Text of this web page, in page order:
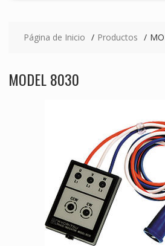
Página de Inicio Productos
MODEL 8030